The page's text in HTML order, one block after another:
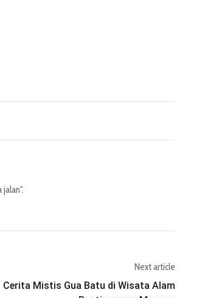
Next article
Cerita Mistis Gua Batu di Wisata Alam